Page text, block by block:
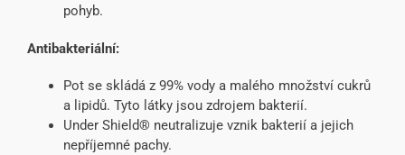
pohyb.
Antibakteriální:
Pot se skládá z 99% vody a malého množství cukrů
a lipidů. Tyto látky jsou zdrojem bakterií.
Under Shield® neutralizuje vznik bakterií a jejich
nepříjemné pachy.